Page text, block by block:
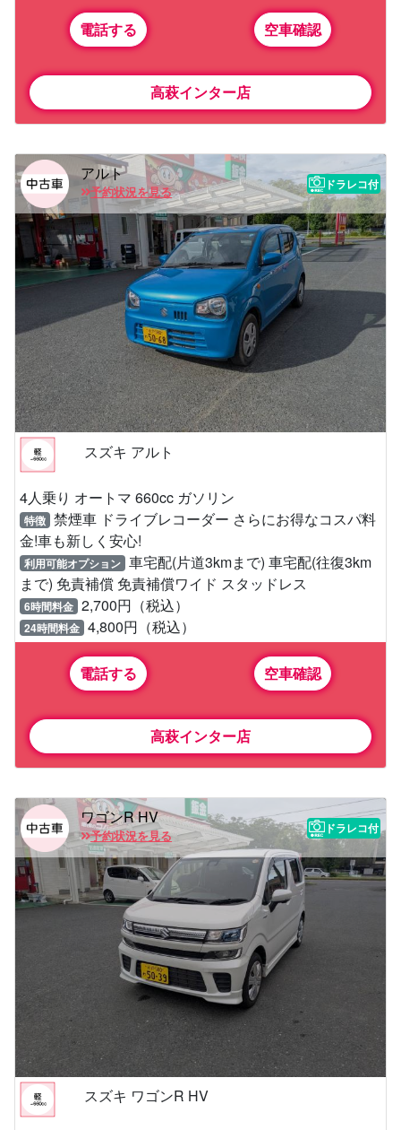
電話する 空車確認
高萩インター店
アルト
予約状況を見る
ドラレコ付
スズキ アルト
4人乗り オートマ 660cc ガソリン
特徴 禁煙車 ドライブレコーダー さらにお得なコスパ料
金!車も新しく安心!
利用可能オプション 車宅配(片道3kmまで) 車宅配(往復3km
まで) 免責補償 免責補償ワイド スタッドレス
6時間料金 2,700円（税込）
24時間料金 4,800円（税込）
電話する 空車確認
高萩インター店
ワゴンR HV
予約状況を見る
ドラレコ付
スズキ ワゴンR HV